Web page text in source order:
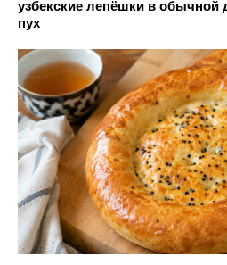
узбекские лепёшки в обычной
пух